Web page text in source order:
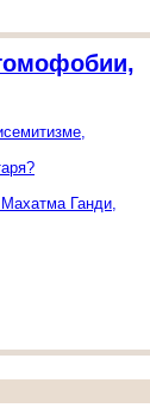
Махатма Ганди,